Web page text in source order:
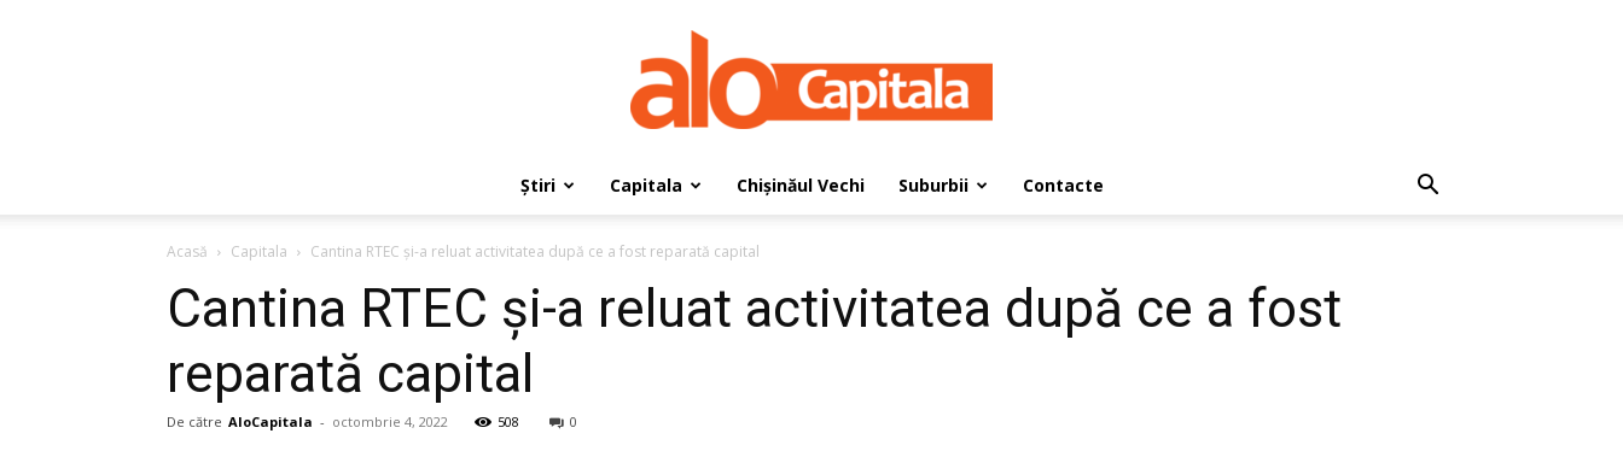
Știri Capitala Chișinăul Vechi Suburbii Contacte
Acasă Capitala Cantina RTEC și-a reluat activitatea după ce a fost reparată capital
Cantina RTEC și-a reluat activitatea după ce a fost
reparată capital
De către AloCapitala - octombrie 4, 2022 508 0